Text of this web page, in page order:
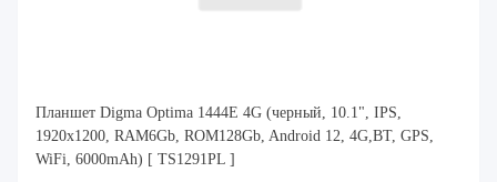
Планшет Digma Optima 1444E 4G (черный, 10.1", IPS,
1920x1200, RAM6Gb, ROM128Gb, Android 12, 4G,BT, GPS,
WiFi, 6000mAh) [ TS1291PL ]